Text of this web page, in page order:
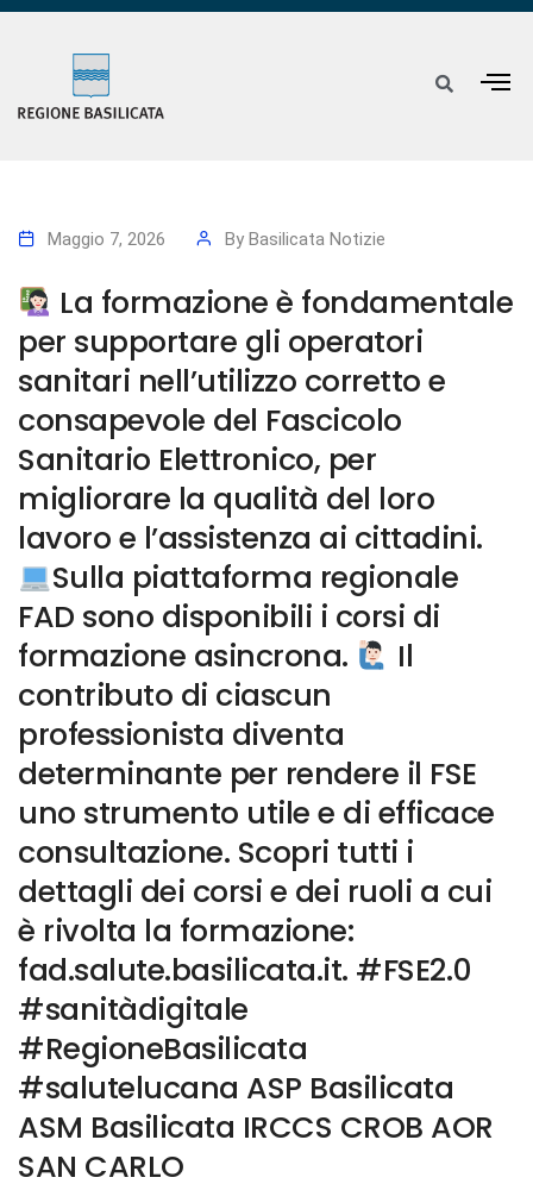
Maggio 7, 2026 By Basilicata Notizie
La formazione è fondamentale
per supportare gli operatori
sanitari nell’utilizzo corretto e
consapevole del Fascicolo
Sanitario Elettronico, per
migliorare la qualità del loro
lavoro e l’assistenza ai cittadini.
Sulla piattaforma regionale
FAD sono disponibili i corsi di
formazione asincrona.
Il
contributo di ciascun
professionista diventa
determinante per rendere il FSE
uno strumento utile e di efficace
consultazione. Scopri tutti i
dettagli dei corsi e dei ruoli a cui
è rivolta la formazione:
fad.salute.basilicata.it. #FSE2.0
#sanitàdigitale
#RegioneBasilicata
#salutelucana ASP Basilicata
ASM Basilicata IRCCS CROB AOR
SAN CARLO